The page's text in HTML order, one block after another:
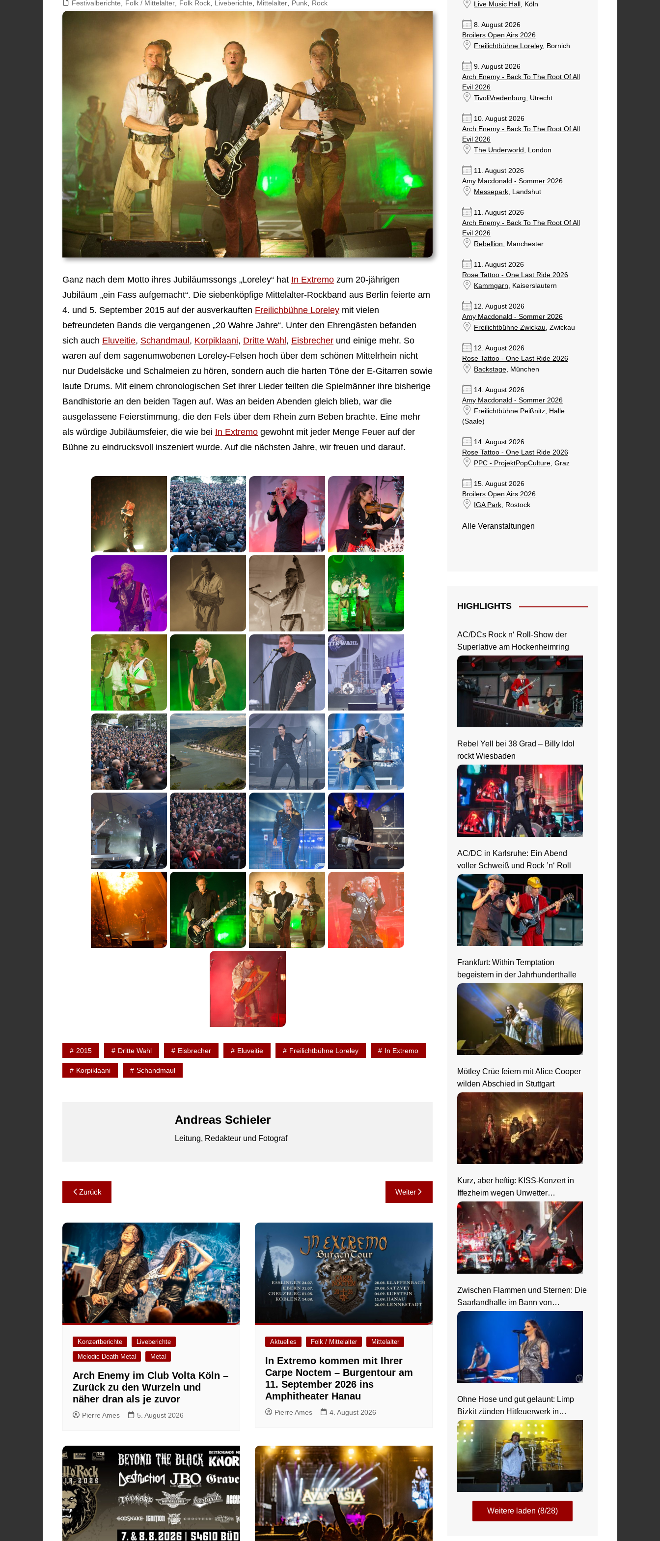
Festivalberichte
Folk / Mittelalter Folk Rock Liveberichte Mittelalter Punk Rock
Ganz nach dem Motto ihres Jubiläumssongs „Loreley“ hat In Extremo zum 20-jährigen
Jubiläum „ein Fass aufgemacht“. Die siebenköpfige Mittelalter-Rockband aus Berlin feierte am
4. und 5. September 2015 auf der ausverkauften Freilichbühne Loreley mit vielen
befreundeten Bands die vergangenen „20 Wahre Jahre“. Unter den Ehrengästen befanden
sich auch Eluveitie, Schandmaul , Korpiklaani, Dritte Wahl , Eisbrecher und einige mehr. So
waren auf dem sagenumwobenen Loreley-Felsen hoch über dem schönen Mittelrhein nicht
nur Dudelsäcke und Schalmeien zu hören, sondern auch die harten Töne der E-Gitarren sowie
laute Drums. Mit einem chronologischen Set ihrer Lieder teilten die Spielmänner ihre bisherige
Bandhistorie an den beiden Tagen auf. Was an beiden Abenden gleich blieb, war die
ausgelassene Feierstimmung, die den Fels über dem Rhein zum Beben brachte. Eine mehr
als würdige Jubiläumsfeier, die wie bei In Extremo gewohnt mit jeder Menge Feuer auf der
Bühne zu eindrucksvoll inszeniert wurde. Auf die nächsten Jahre, wir freuen und darauf.
2015 Dritte Wahl Eisbrecher Eluveitie Freilichtbühne Loreley In Extremo
Korpiklaani Schandmaul
Andreas Schieler
Leitung, Redakteur und Fotograf
Beitragsnavigation
Zurück Weiter
Konzertberichte
Liveberichte
Melodic Death Metal
Metal
Arch Enemy im Club Volta Köln –
Zurück zu den Wurzeln und
näher dran als je zuvor
Pierre Ames 5. August 2026
Aktuelles Folk / Mittelalter Mittelalter
In Extremo kommen mit Ihrer
Carpe Noctem – Burgentour am
11. September 2026 ins
Amphitheater Hanau
Pierre Ames 4. August 2026
Live Music Hall , Köln
8. August 2026
Broilers Open Airs 2026
Freilichtbühne Loreley, Bornich
9. August 2026
Arch Enemy - Back To The Root Of All
Evil 2026
TivoliVredenburg, Utrecht
10. August 2026
Arch Enemy - Back To The Root Of All
Evil 2026
The Underworld , London
11. August 2026
Amy Macdonald - Sommer 2026
Messepark, Landshut
11. August 2026
Arch Enemy - Back To The Root Of All
Evil 2026
Rebellion, Manchester
11. August 2026
Rose Tattoo - One Last Ride 2026
Kammgarn, Kaiserslautern
12. August 2026
Amy Macdonald - Sommer 2026
Freilichtbühne Zwickau, Zwickau
12. August 2026
Rose Tattoo - One Last Ride 2026
Backstage, München
14. August 2026
Amy Macdonald - Sommer 2026
Freilichtbühne Peißnitz, Halle
(Saale)
14. August 2026
Rose Tattoo - One Last Ride 2026
PPC - ProjektPopCulture, Graz
15. August 2026
Broilers Open Airs 2026
IGA Park, Rostock
Alle Veranstaltungen
HIGHLIGHTS
AC/DCs Rock n‘ Roll-Show der
Superlative am Hockenheimring
Rebel Yell bei 38 Grad – Billy Idol
rockt Wiesbaden
AC/DC in Karlsruhe: Ein Abend
voller Schweiß und Rock ’n‘ Roll
Frankfurt: Within Temptation
begeistern in der Jahrhunderthalle
Mötley Crüe feiern mit Alice Cooper
wilden Abschied in Stuttgart
Kurz, aber heftig: KISS-Konzert in
Iffezheim wegen Unwetter
abgebrochen
Zwischen Flammen und Sternen: Die
Saarlandhalle im Bann von
Nightwish
Ohne Hose und gut gelaunt: Limp
Bizkit zünden Hitfeuerwerk in
Saarbrücken
Weitere laden (8/28)